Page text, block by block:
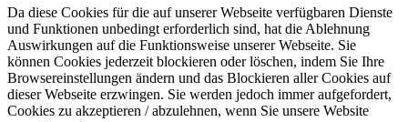
Da diese Cookies für die auf unserer Webseite verfügbaren Dienste
und Funktionen unbedingt erforderlich sind, hat die Ablehnung
Auswirkungen auf die Funktionsweise unserer Webseite. Sie
können Cookies jederzeit blockieren oder löschen, indem Sie Ihre
Browsereinstellungen ändern und das Blockieren aller Cookies auf
dieser Webseite erzwingen. Sie werden jedoch immer aufgefordert,
Cookies zu akzeptieren / abzulehnen, wenn Sie unsere Website